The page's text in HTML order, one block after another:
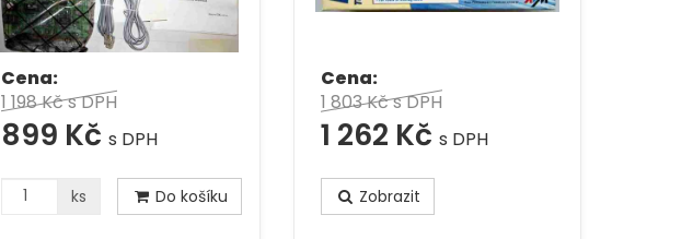
Cena:
1 198 Kčs DPH
899 Kč s DPH
ks Do košíku
Cena:
1 803 Kčs DPH
1 262 Kčs DPH
Zobrazit